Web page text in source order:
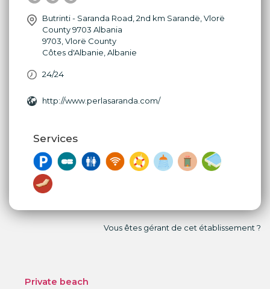
Butrinti - Saranda Road, 2nd km Sarandë, Vlorë
County 9703 Albania
9703,Vlorë County
Côtes d'Albanie,Albanie
24/24
http://www.perlasaranda.com/
Services
Vous êtes gérant de cet établissement ?
Private beach